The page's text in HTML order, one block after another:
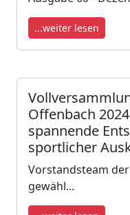
...weiter lesen
Offenbach
spannende
sportlicher
Vorstandsteam
gewähl...